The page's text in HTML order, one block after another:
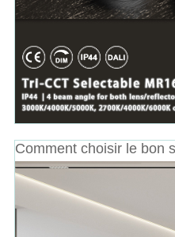
Comment choisir le bon